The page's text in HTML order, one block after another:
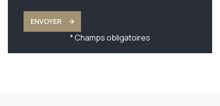
ENVOYER
* Champs obligatoires